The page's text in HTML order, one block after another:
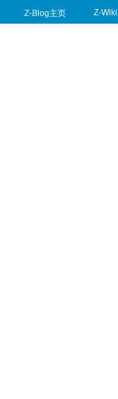
Z-Blog主页 Z-Wiki